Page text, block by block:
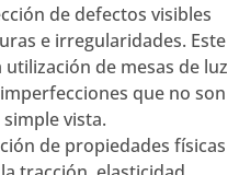
de defectos visibles
e irregularidades. Este
de mesas de luz
que no son
vista.
de propiedades físicas